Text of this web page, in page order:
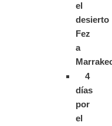
el
desierto
Fez
a
4
días
por
el